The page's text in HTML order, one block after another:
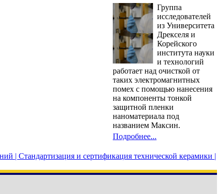
Группа
исследователей
из Университета
Дрекселя и
Корейского
института науки
и технологий
работает над очисткой от
таких электромагнитных
помех с помощью нанесения
на компоненты тонкой
защитной пленки
наноматериала под
названием Максин.
Подробнее...
| Стандартизация и сертификация технической керамики |